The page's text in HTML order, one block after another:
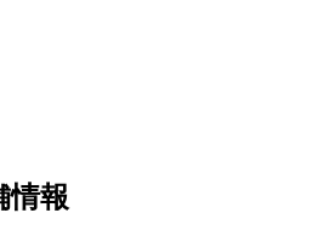
情報